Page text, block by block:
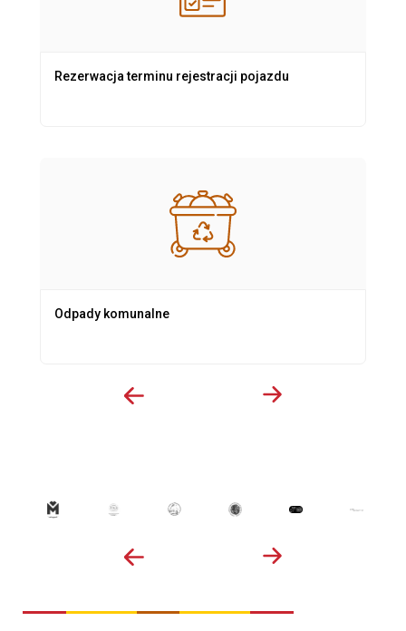
Rezerwacja terminu rejestracji pojazdu
Odpady komunalne